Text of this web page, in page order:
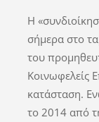
Η
σήμερα στο
του
Κοινωφελείς
κατάσταση.
το 2014 από